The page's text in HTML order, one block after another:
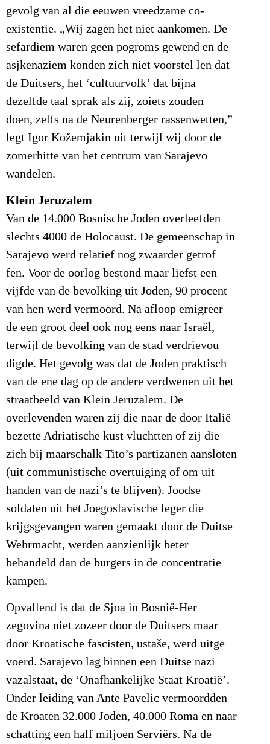
gevolg van al die eeuwen vreedzame co-
existentie. „Wij zagen het niet aankomen. De
sefardiem waren geen pogroms gewend en de
asjkenaziem konden zich niet voorstel len dat
de Duitsers, het ‘cultuurvolk’ dat bijna
dezelfde taal sprak als zij, zoiets zouden
doen, zelfs na de Neurenberger rassenwetten,”
legt Igor Kožemjakin uit terwijl wij door de
zomerhitte van het centrum van Sarajevo
wandelen.
Klein Jeruzalem
Van de 14.000 Bosnische Joden overleefden
slechts 4000 de Holocaust. De gemeenschap in
Sarajevo werd relatief nog zwaarder getrof
fen. Voor de oorlog bestond maar liefst een
vijfde van de bevolking uit Joden, 90 procent
van hen werd vermoord. Na afloop emigreer
de een groot deel ook nog eens naar Israël,
terwijl de bevolking van de stad verdrievou
digde. Het gevolg was dat de Joden praktisch
van de ene dag op de andere verdwenen uit het
straatbeeld van Klein Jeruzalem. De
overlevenden waren zij die naar de door Italië
bezette Adriatische kust vluchtten of zij die
zich bij maarschalk Tito’s partizanen aansloten
(uit communistische overtuiging of om uit
handen van de nazi’s te blijven). Joodse
soldaten uit het Joegoslavische leger die
krijgsgevangen waren gemaakt door de Duitse
Wehrmacht, werden aanzienlijk beter
behandeld dan de burgers in de concentratie
kampen.
Opvallend is dat de Sjoa in Bosnië-Her
zegovina niet zozeer door de Duitsers maar
door Kroatische fascisten, ustaše, werd uitge
voerd. Sarajevo lag binnen een Duitse nazi
vazalstaat, de ‘Onafhankelijke Staat Kroatië’.
Onder leiding van Ante Pavelic vermoordden
de Kroaten 32.000 Joden, 40.000 Roma en naar
schatting een half miljoen Serviërs. Na de